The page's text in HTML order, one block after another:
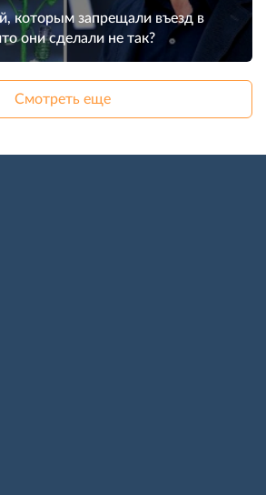
которым запрещали въезд в
они сделали не так?
Смотреть еще